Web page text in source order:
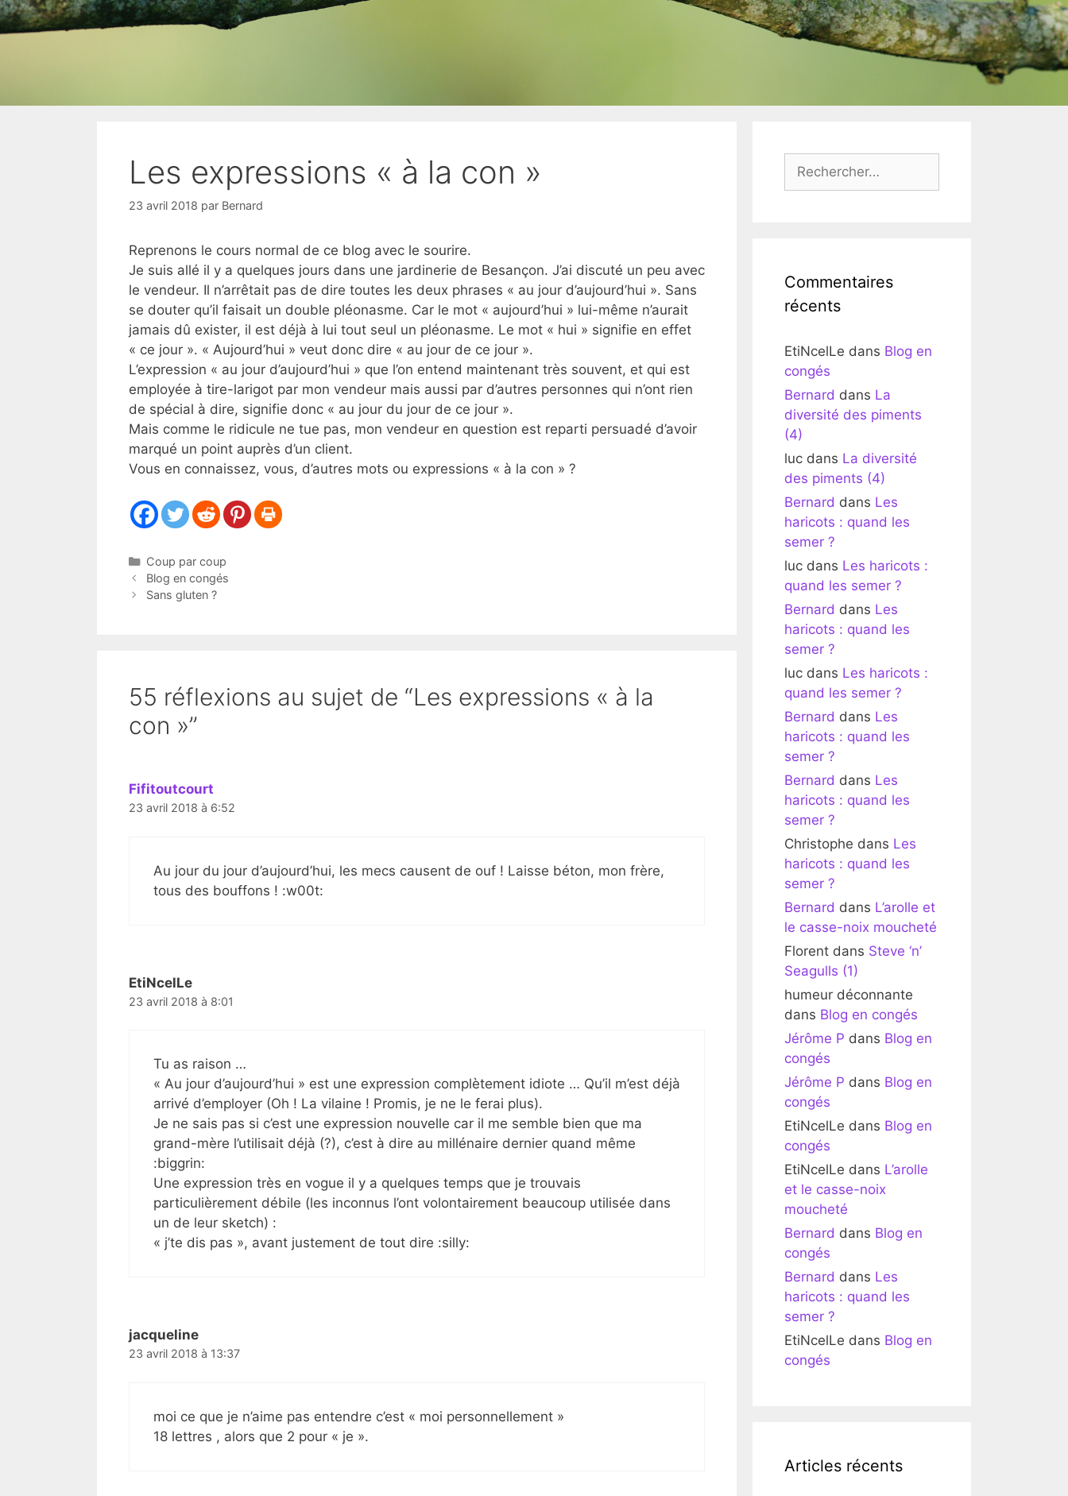
Les expressions « à la con »
23 avril 2018 par Bernard
Reprenons le cours normal de ce blog avec le sourire.
Je suis allé il y a quelques jours dans une jardinerie de Besançon. J’ai discuté un peu avec
le vendeur. Il n’arrêtait pas de dire toutes les deux phrases « au jour d’aujourd’hui ». Sans
se douter qu’il faisait un double pléonasme. Car le mot « aujourd’hui » lui-même n’aurait
jamais dû exister, il est déjà à lui tout seul un pléonasme. Le mot « hui » signifie en effet
« ce jour ». « Aujourd’hui » veut donc dire « au jour de ce jour ».
L’expression « au jour d’aujourd’hui » que l’on entend maintenant très souvent, et qui est
employée à tire-larigot par mon vendeur mais aussi par d’autres personnes qui n’ont rien
de spécial à dire, signifie donc « au jour du jour de ce jour ».
Mais comme le ridicule ne tue pas, mon vendeur en question est reparti persuadé d’avoir
marqué un point auprès d’un client.
Vous en connaissez, vous, d’autres mots ou expressions « à la con » ?
Catégories
Coup par coup
Blog en congés
Sans gluten ?
55 réflexions au sujet de “Les expressions « à la
con »”
Fifitoutcourt
23 avril 2018 à 6:52
Au jour du jour d’aujourd’hui, les mecs causent de ouf ! Laisse béton, mon frère,
tous des bouffons ! :w00t:
EtiNcelLe
23 avril 2018 à 8:01
Tu as raison …
« Au jour d’aujourd’hui » est une expression complètement idiote … Qu’il m’est déjà
arrivé d’employer (Oh ! La vilaine ! Promis, je ne le ferai plus).
Je ne sais pas si c’est une expression nouvelle car il me semble bien que ma
grand-mère l’utilisait déjà (?), c’est à dire au millénaire dernier quand même
:biggrin:
Une expression très en vogue il y a quelques temps que je trouvais
particulièrement débile (les inconnus l’ont volontairement beaucoup utilisée dans
un de leur sketch) :
« j’te dis pas », avant justement de tout dire :silly:
jacqueline
23 avril 2018 à 13:37
moi ce que je n’aime pas entendre c’est « moi personnellement »
18 lettres , alors que 2 pour « je ».
Commentaires
récents
EtiNcelLe dans Blog en
congés
Bernard dans La
diversité des piments
(4)
luc dans La diversité
des piments (4)
Bernard dans Les
haricots : quand les
semer ?
luc dans Les haricots :
quand les semer ?
Bernard dans Les
haricots : quand les
semer ?
luc dans Les haricots :
quand les semer ?
Bernard dans Les
haricots : quand les
semer ?
Bernard dans Les
haricots : quand les
semer ?
Christophe dans Les
haricots : quand les
semer ?
Bernard dans L’arolle et
le casse-noix moucheté
Florent dans Steve ‘n’
Seagulls (1)
humeur déconnante
dans Blog en congés
Jérôme P dans Blog en
congés
Jérôme P dans Blog en
congés
EtiNcelLe dans Blog en
congés
EtiNcelLe dans L’arolle
et le casse-noix
moucheté
Bernard dans Blog en
congés
Bernard dans Les
haricots : quand les
semer ?
EtiNcelLe dans Blog en
congés
Articles récents